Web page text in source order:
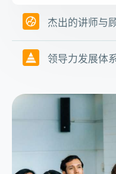
杰出的讲师与
领导力发展体